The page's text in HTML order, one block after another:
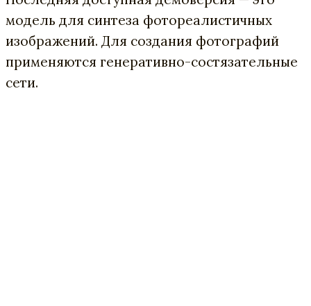
модель для синтеза фотореалистичных
изображений. Для создания фотографий
применяются генеративно-состязательные
сети.